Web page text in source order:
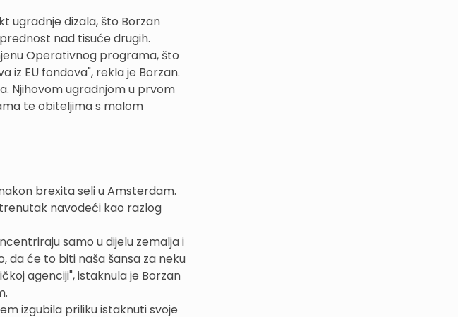
ugradnje dizala, što Borzan
nad tisuće drugih.
Operativnog programa, što
EU fondova", rekla je Borzan.
Njihovom ugradnjom u prvom
te obiteljima s malom
brexita seli u Amsterdam.
navodeći kao razlog
samo u dijelu zemalja i
da će to biti naša šansa za neku
agenciji", istaknula je Borzan
izgubila priliku istaknuti svoje